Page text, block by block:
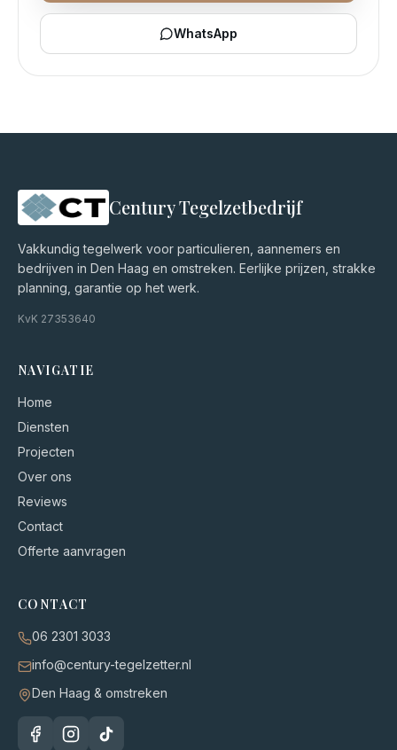
WhatsApp
Century Tegelzetbedrijf
Vakkundig tegelwerk voor particulieren, aannemers en
bedrijven in Den Haag en omstreken. Eerlijke prijzen, strakke
planning, garantie op het werk.
KvK 27353640
NAVIGATIE
Home
Diensten
Projecten
Over ons
Reviews
Contact
Offerte aanvragen
CONTACT
06 2301 3033
info@century-tegelzetter.nl
Den Haag & omstreken